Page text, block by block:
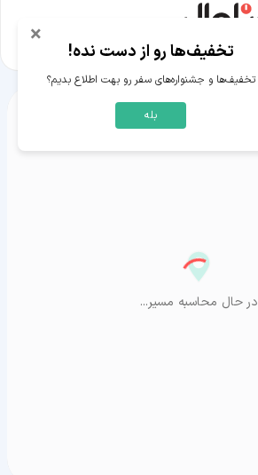
در حال محاسبه مسیر...
× تخفیف‌ها رو از دست نده!
تخفیف‌ها و جشنواره‌های سفر رو بهت اطلاع بدیم؟
بله